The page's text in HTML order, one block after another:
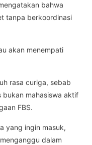
bahwa
tanpa berkoordinasi
akan menempati
rasa curiga, sebab
mahasiswa aktif
FBS.
yang ingin masuk,
dalam